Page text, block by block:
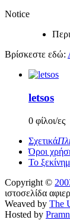
Notice
Βρίσκεστε εδώ:
letsos
0 φίλοι/ες
Σχετικά
Όροι
Το
Copyright ©
ιστοσελίδα
Weaved by The
Hosted by